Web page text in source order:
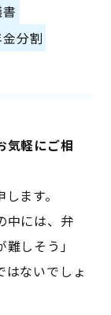
分割
気軽にご相
ます。
中には、弁
しそう」
はないでしょ